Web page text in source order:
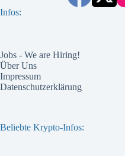
Infos:
Jobs - We are Hiring!
Über Uns
Impressum
Datenschutzerklärung
Beliebte Krypto-Infos: